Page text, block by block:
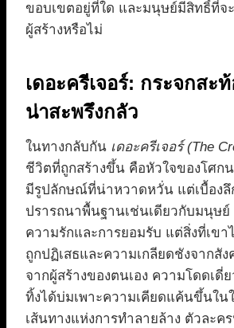
ขอบเขตอยู่ที่ใด และมนุษย์มีสิทธิ์ที่จ
ผู้สร้างหรือไม่
เดอะครีเจอร์: กระจกสะ
น่าสะพรึงกลัว
ในทางกลับกัน เดอะครีเจอร์ (The
ชีวิตที่ถูกสร้างขึ้น คือหัวใจของโศก
มีรูปลักษณ์ที่น่าหวาดหวั่น แต่เบื้อง
ปรารถนาพื้นฐานเช่นเดียวกับมนุษ
ความรักและการยอมรับ แต่สิ่งที่เขา
ถูกปฏิเสธและความเกลียดชังจากสั
จากผู้สร้างของตนเอง ความโดดเดี่
ทิ้งได้บ่มเพาะความเคียดแค้นขึ้นใน
เส้นทางแห่งการทำลายล้าง ตัวละค